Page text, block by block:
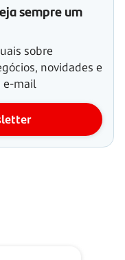
sempre um
sobre
novidades e
e-mail